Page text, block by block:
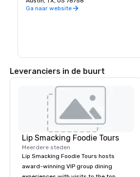
stijlvolle winkels, te genieten van
Ga naar website
Leveranciers in de buurt
Lip Smacking Foodie Tours
Meerdere steden
Lip Smacking Foodie Tours hosts
award-winning VIP group dining